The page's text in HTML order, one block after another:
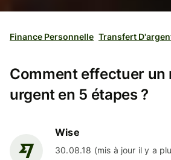
Finance Personnelle Transfert
Comment effectuer un
urgent en 5 étapes ?
Wise
30.08.18 (mis à jour il y a